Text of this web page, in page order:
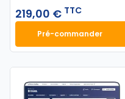
219,00 € TTC
Pré-commander
Mémento